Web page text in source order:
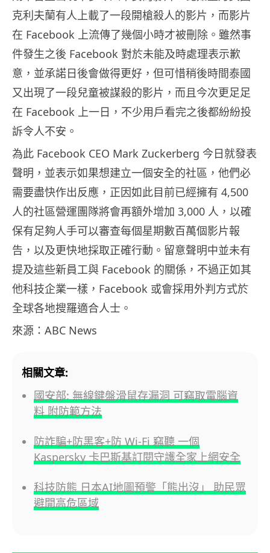
克利夫蘭有人上載了一段開槍殺人的影片，而影片
在 Facebook 上流傳了幾個小時才被刪除。雖然事
件發生之後 Facebook 對於未能及時處理表示歉
意，並承諾日後會做得更好，但可惜稍後時間泰國
又出現了一段兒童被謀殺的影片，而且今次更足足
在 Facebook 上一日，不少用戶看完之後都紛紛投
訴令人不安。
為此 Facebook CEO Mark Zuckerberg 今日就發表
聲明，並表示如果想建立一個安全的社區，他們必
需要盡快作出反應，正因如此目前已經擁有 4,500
人的社區營運團隊將會再額外增加 3,000 人，以確
保有足夠人手可以審查每個星期數百萬個影片報
告，以及更快地採取正確行動。留意聲明中並未有
提及這些新員工與 Facebook 的關係，不過正如其
他科技企業一樣，Facebook 或會採用外判方式於
全球各地搜羅適合人士。
來源：ABC News
相關文章:
國安部: 無線鍵盤滑鼠存漏洞 可竊取電腦資
料 附防範方法
防詐騙+防黑客+防 Wi-Fi 竊聽 一個
Kaspersky 卡巴斯基訂閱守護全家上網安全
科技防熊 日本AI地圖預警「熊出沒」 助民眾
避開高危區域